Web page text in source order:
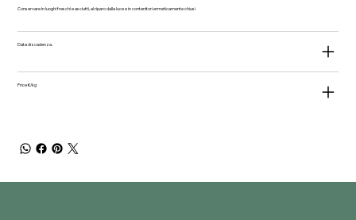
Conservare in luoghi freschi e asciutti, al riparo dalla luce e in contenitori ermeticamente chiusi
Data di scadenza.
Price €/kg